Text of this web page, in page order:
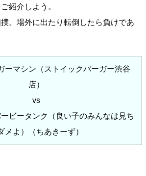
紹介しよう。
。場外に出たり転倒したら負けであ
ーマシン（ストイックバーガー渋谷
店）
vs
ビータンク（良い子のみんなは見ち
メよ）（ちあきーず）